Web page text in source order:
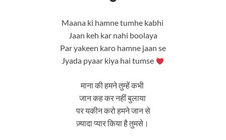
Maana ki hamne tumhe kabhi
Jaan keh kar nahi boolaya
Par yakeen karo hamne jaan se
Jyada pyaar kiya hai tumse
माना की हमने तुम्हें कभी
जान कह कर नहीं बुलाया
पर यकीन करो हमने जान से
ज़्यादा प्यार किया है तुमसे।